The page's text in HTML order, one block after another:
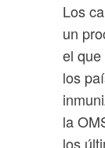
Los
un
el
los
la
los